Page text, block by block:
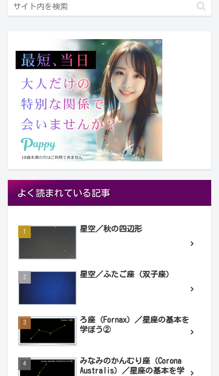
よく読まれている記事
星空／秋の四辺形
星空／ふたご座（双子座）
ろ座（Fornax）／星座の基本を
学ぼう②
みなみのかんむり座（Corona
Australis）／星座の基本を学